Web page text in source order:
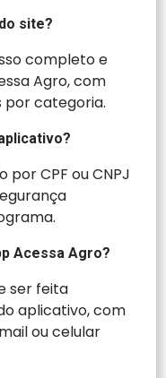
site?
completo e
Agro, com
por categoria.
por CPF ou CNPJ
Acessa Agro?
ser feita
aplicativo, com
ou celular